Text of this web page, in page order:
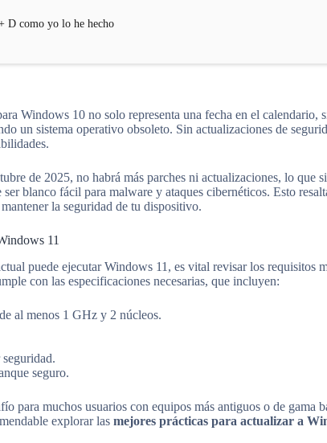
D como yo lo he hecho
Windows 10 no solo representa una fecha en el calendario,
un sistema operativo obsoleto. Sin actualizaciones de
de 2025, no habrá más parches ni actualizaciones, lo que
blanco fácil para malware y ataques cibernéticos. Esto
la seguridad de tu dispositivo.
11
puede ejecutar Windows 11, es vital revisar los requisitos
con las especificaciones necesarias, que incluyen:
al menos 1 GHz y 2 núcleos.
seguro.
para muchos usuarios con equipos más antiguos o de gama
explorar las mejores prácticas para actualizar a